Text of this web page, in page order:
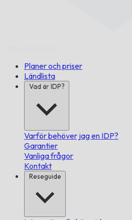
Planer och priser
Ländlista
Vad är IDP?
Varför behöver jag en IDP?
Garantier
Vanliga frågor
Kontakt
Reseguide